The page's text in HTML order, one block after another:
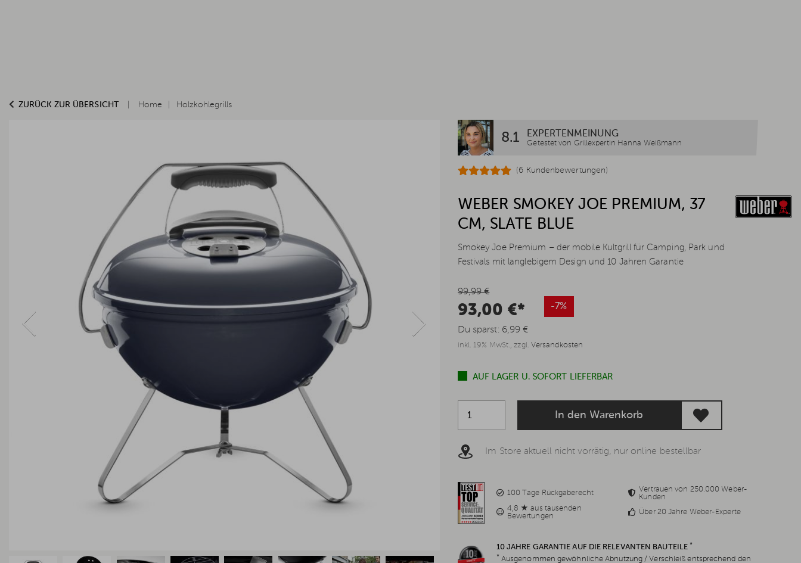
ZURÜCK ZUR ÜBERSICHT Home Holzkohlegrills
8.1 EXPERTENMEINUNG
Getestet von Grillexpertin Hanna Weißmann
(6 Kundenbewertungen)
WEBER SMOKEY JOE PREMIUM, 37
CM, SLATE BLUE
Smokey Joe Premium – der mobile Kultgrill für Camping, Park und
Festivals mit langlebigem Design und 10 Jahren Garantie
99,99 €
93,00 €* -7%
Du sparst: 6,99 €
inkl. 19% MwSt., zzgl. Versandkosten
AUF LAGER U. SOFORT LIEFERBAR
In den Warenkorb
Im Store aktuell nicht vorrätig, nur online bestellbar
100 Tage Rückgaberecht
Vertrauen von 250.000 Weber-
Kunden
4,8 ★ aus tausenden
Bewertungen
Über 20 Jahre Weber-Experte
10 JAHRE GARANTIE AUF DIE RELEVANTEN BAUTEILE *
* Ausgenommen gewöhnliche Abnutzung / Verschleiß entsprechend den